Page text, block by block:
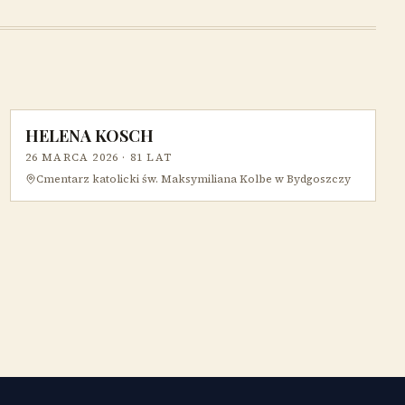
HELENA KOSCH
26 MARCA 2026 · 81 LAT
Cmentarz katolicki św. Maksymiliana Kolbe w Bydgoszczy